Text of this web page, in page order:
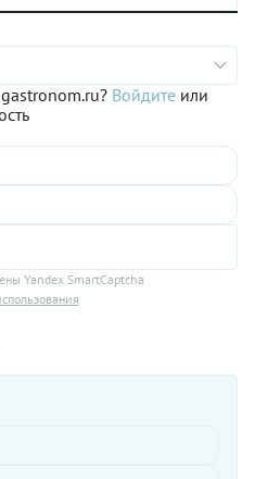
Войдите или
Yandex SmartCaptcha